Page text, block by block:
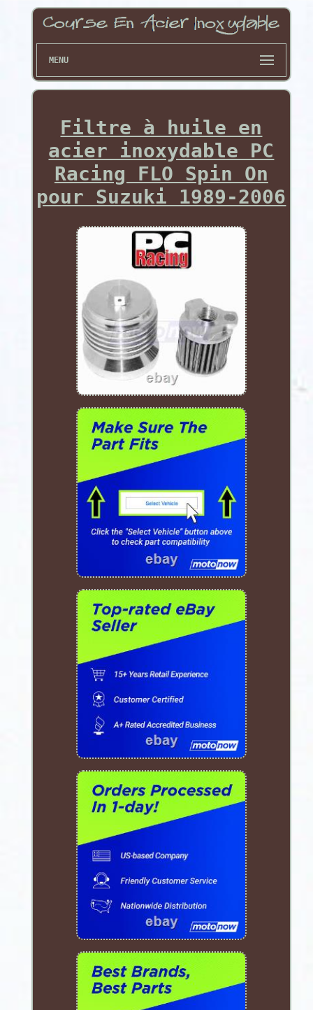
MENU
Filtre à huile en
acier inoxydable PC
Racing FLO Spin On
pour Suzuki 1989-2006